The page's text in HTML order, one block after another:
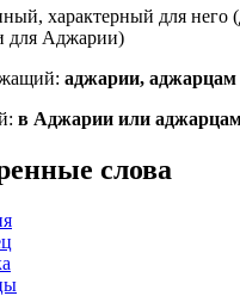
характерный для него (
для Аджарии)
: аджарии, аджарцам
: в Аджарии или
слова